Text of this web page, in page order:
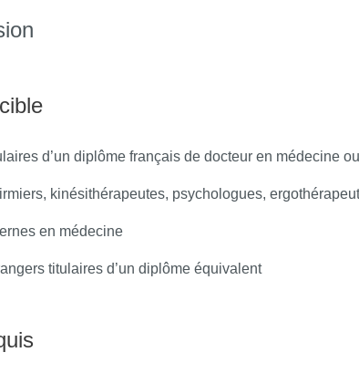
d’un diplôme français de docteur en médecine
kinésithérapeutes, psychologues,
en médecine
titulaires d’un diplôme équivalent